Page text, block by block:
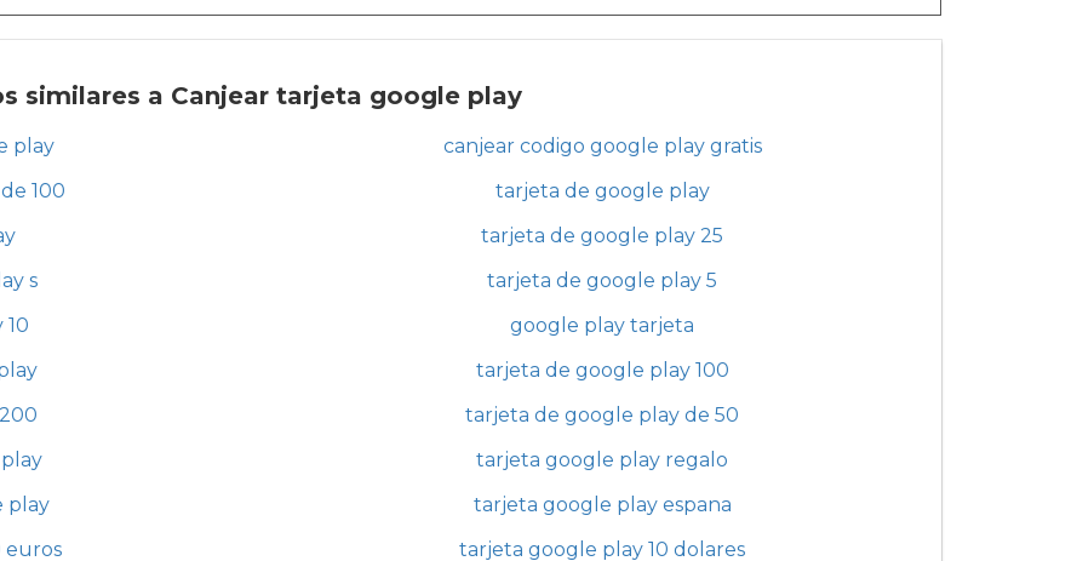
similares a Canjear tarjeta google play
play
canjear codigo google play gratis
100
tarjeta de google play
tarjeta de google play 25
s
tarjeta de google play 5
google play tarjeta
tarjeta de google play 100
tarjeta de google play de 50
tarjeta google play regalo
play
tarjeta google play espana
euros
tarjeta google play 10 dolares